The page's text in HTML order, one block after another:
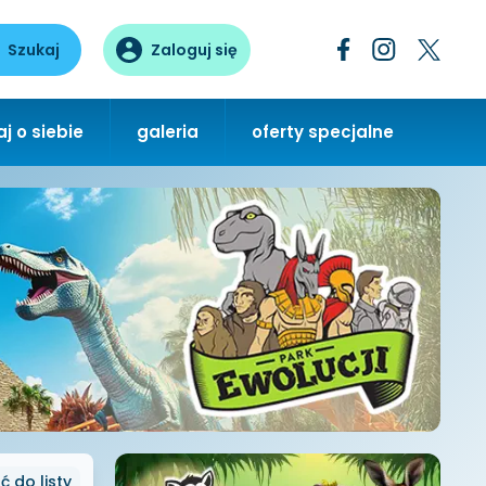
Szukaj Zaloguj się
o siebie galeria oferty specjalne
do listy